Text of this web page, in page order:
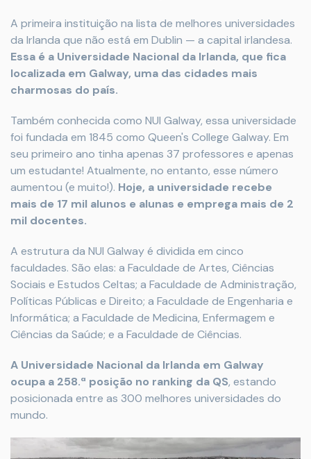
A primeira instituição na lista de melhores universidades
da Irlanda que não está em Dublin — a capital irlandesa.
Essa é a Universidade Nacional da Irlanda, que fica
localizada em Galway, uma das cidades mais
charmosas do país.
Também conhecida como NUI Galway, essa universidade
foi fundada em 1845 como Queen's College Galway. Em
seu primeiro ano tinha apenas 37 professores e apenas
um estudante! Atualmente, no entanto, esse número
aumentou (e muito!). Hoje, a universidade recebe
mais de 17 mil alunos e alunas e emprega mais de 2
mil docentes.
A estrutura da NUI Galway é dividida em cinco
faculdades. São elas: a Faculdade de Artes, Ciências
Sociais e Estudos Celtas; a Faculdade de Administração,
Políticas Públicas e Direito; a Faculdade de Engenharia e
Informática; a Faculdade de Medicina, Enfermagem e
Ciências da Saúde; e a Faculdade de Ciências.
A Universidade Nacional da Irlanda em Galway
ocupa a 258.ª posição no ranking da QS, estando
posicionada entre as 300 melhores universidades do
mundo.